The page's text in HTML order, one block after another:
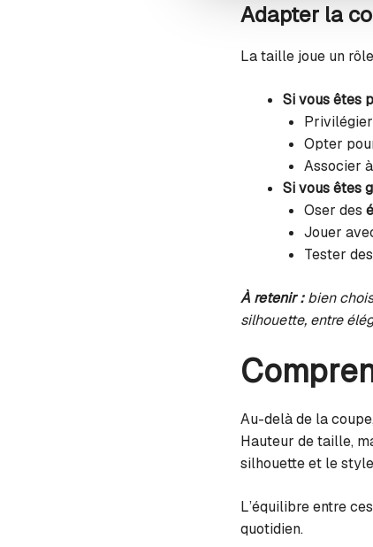
Adapter la
La taille joue un
Si vous êtes
Opter
Associer
Si vous êtes
Oser des
Jouer
Tester
À retenir :bien
silhouette, entre
Au-delà de la
Hauteur de taille,
silhouette et le
L’équilibre entre
quotidien.